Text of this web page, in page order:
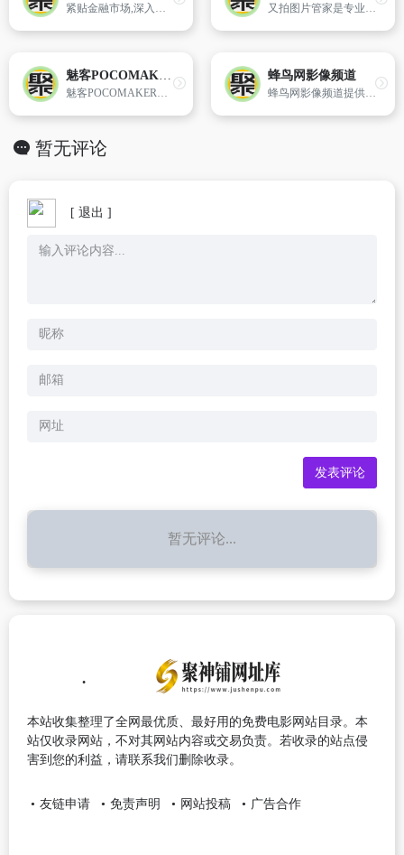
紧贴金融市场,深入分析重要金融政策,汇集股票、基金、期权、银行、证券、股市、信托、股指、财政、金融机构等信息,为读者提供及时、可靠的重要原创金融新闻 又拍图片管家是专业的图片托管服务网站,5年专业服务,稳定、快速、安全,电子商务网站、网店卖家、博客的佳选择
魅客POCOMAKER电子杂志频道
魅客POCOMAKER电子杂志频道,每天汇聚近100本个人电子杂志,从音乐电子杂志到时尚电子杂志,每一个电子杂志制作人都有自己的个性作品。
蜂鸟网影像频道
蜂鸟网影像频道提供名摄影师影像展览活动资讯以及佳作摄影作品欣赏,让你及时了解摄影行业资讯.
暂无评论
[ 退出 ]
暂无评论...
本站收集整理了全网最优质、最好用的免费电影网站目录。本
站仅收录网站，不对其网站内容或交易负责。若收录的站点侵
害到您的利益，请联系我们删除收录。
友链申请 免责声明 网站投稿 广告合作